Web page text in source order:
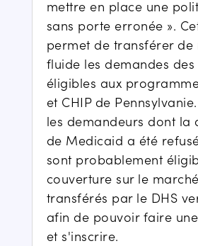
mettre en place une
sans porte erronée ».
permet de transférer de
fluide les demandes
éligibles aux
et CHIP de
les demandeurs dont la
de Medicaid a été
sont probablement
couverture sur le
transférés par le DHS
afin de pouvoir faire
et s'inscrire.